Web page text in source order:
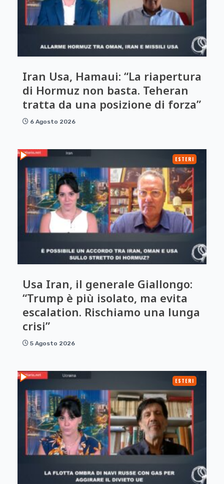
Iran Usa, Hamaui: “La riapertura
di Hormuz non basta. Teheran
tratta da una posizione di forza”
6 Agosto 2026
ESTERI
Usa Iran, il generale Giallongo:
“Trump è più isolato, ma evita
escalation. Rischiamo una lunga
crisi”
5 Agosto 2026
ESTERI